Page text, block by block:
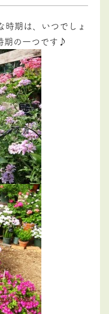
時期は、いつでしょ
期の一つです♪